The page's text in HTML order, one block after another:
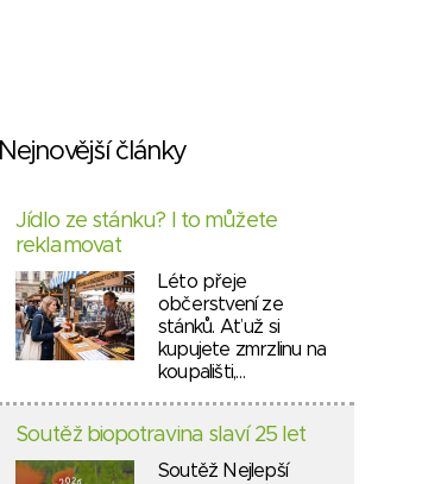
Nejnovější články
Jídlo ze stánku? I to můžete
reklamovat
Léto přeje
občerstvení ze
stánků. Ať už si
kupujete zmrzlinu na
koupališti,…
Soutěž biopotravina slaví 25 let
Soutěž Nejlepší